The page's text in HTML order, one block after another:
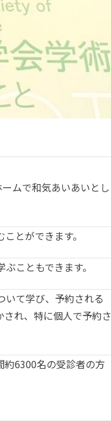
ムで和気あいあいとし
とができます。
こともできます。
いて学び、予約される
れ、特に個人で予約さ
約6300名の受診者の方